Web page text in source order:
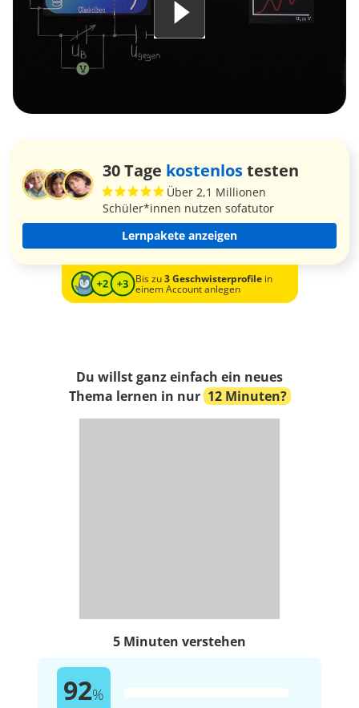
30 Tage kostenlostesten
Über 2,1 Millionen
Schüler*innen nutzen sofatutor
Lernpakete anzeigen
Bis zu3 Geschwisterprofilein
einem Account anlegen
Du willst ganz einfach ein neues
Thema lernen in nur 12 Minuten?
5 Minuten verstehen
92%